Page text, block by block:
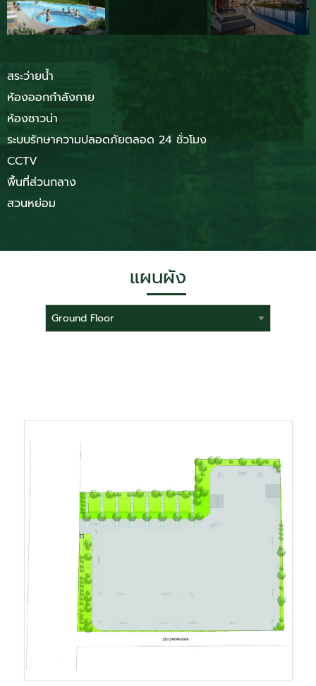
สระว่ายน้ำ
ห้องออกกำลังกาย
ห้องซาวน่า
ระบบรักษาความปลอดภัยตลอด 24 ชั่วโมง
CCTV
พื้นที่ส่วนกลาง
สวนหย่อม
แผนผัง